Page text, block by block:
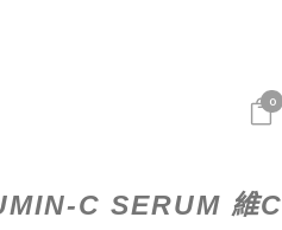
0
C SERUM 維C